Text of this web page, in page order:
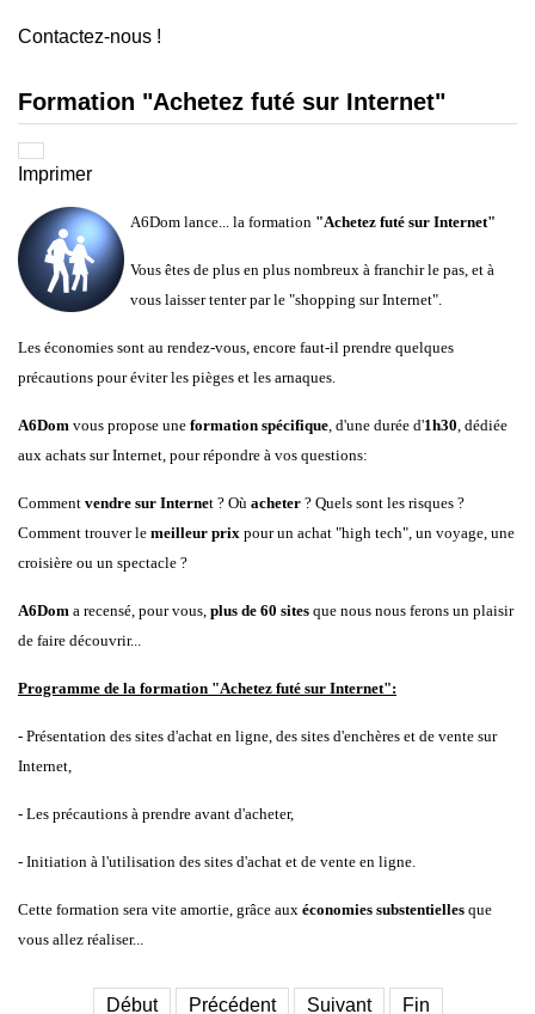
Contactez-nous !
Formation "Achetez futé sur Internet"
Imprimer
A6Dom lance... la formation "Achetez futé sur Internet"
Vous êtes de plus en plus nombreux à franchir le pas, et à
vous laisser tenter par le "shopping sur Internet".
Les économies sont au rendez-vous, encore faut-il prendre quelques
précautions pour éviter les pièges et les arnaques.
A6Dom vous propose une formation spécifique , d'une durée d'1h30 , dédiée
aux achats sur Internet, pour répondre à vos questions:
Comment vendre sur Internet ? Où acheter ? Quels sont les risques ?
Comment trouver le meilleur prix pour un achat "high tech", un voyage, une
croisière ou un spectacle ?
A6Dom a recensé, pour vous, plus de 60 sites que nous nous ferons un plaisir
de faire découvrir...
Programme de la formation "Achetez futé sur Internet":
- Présentation des sites d'achat en ligne, des sites d'enchères et de vente sur
Internet,
- Les précautions à prendre avant d'acheter,
- Initiation à l'utilisation des sites d'achat et de vente en ligne.
Cette formation sera vite amortie, grâce aux économies substentielles que
vous allez réaliser...
Début Précédent Suivant Fin